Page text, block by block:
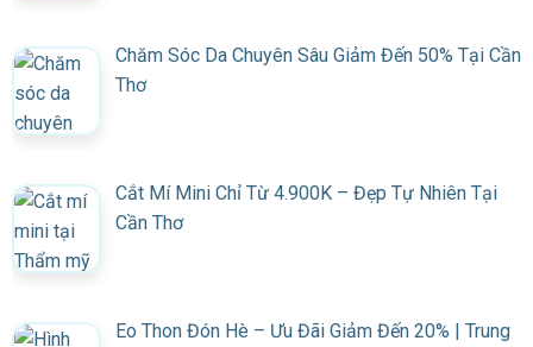
Chăm Sóc Da Chuyên Sâu Giảm Đến 50% Tại Cần
Thơ
Cắt Mí Mini Chỉ Từ 4.900K – Đẹp Tự Nhiên Tại
Cần Thơ
Eo Thon Đón Hè – Ưu Đãi Giảm Đến 20% | Trung